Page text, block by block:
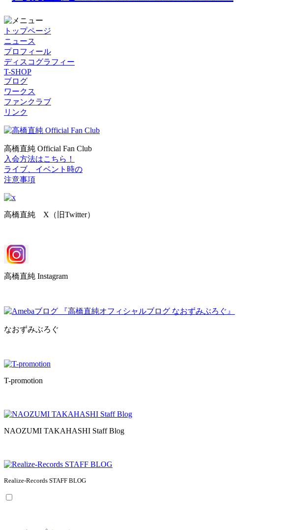
トップページ
ニュース
プロフィール
ディスコグラフィー
T-SHOP
ブログ
ワークス
ファンクラブ
リンク
高橋直純 Official Fan Club
入会方法はこちら！
ライブ、イベント時の
注意事項
高橋直純 X（旧Twitter）
高橋直純 Instagram
なおずみぶろぐ
T-promotion
NAOZUMI TAKAHASHI Staff Blog
Realize-Records STAFF BLOG